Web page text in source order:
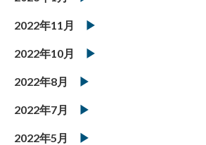
2022年11月
2022年10月
2022年8月
2022年7月
2022年5月